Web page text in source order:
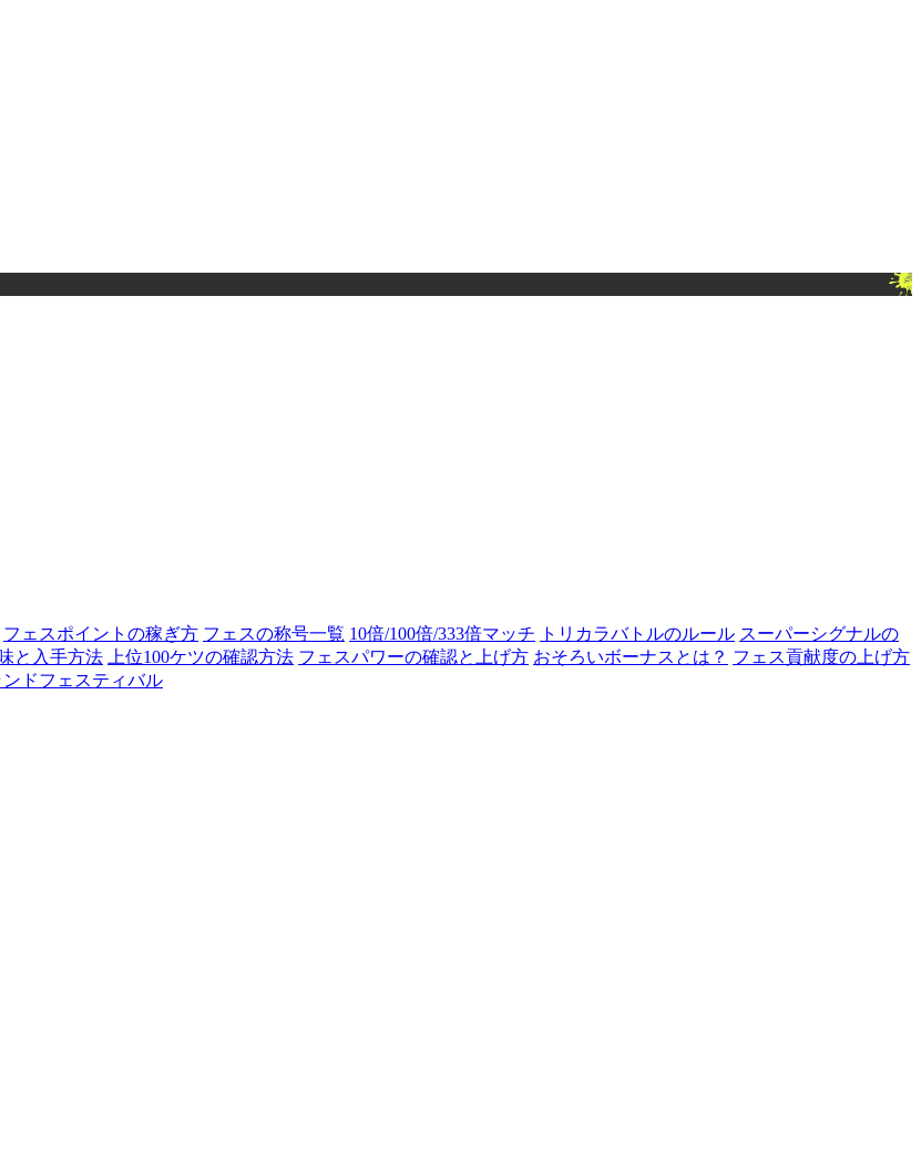
フェスポイントの稼ぎ方 フェスの称号一覧 10倍/100倍/333倍マッチ トリカラバトルのルール スーパーシグナルの
と入手方法 上位100ケツの確認方法 フェスパワーの確認と上げ方 おそろいボーナスとは？ フェス貢献度の上げ方
ンドフェスティバル